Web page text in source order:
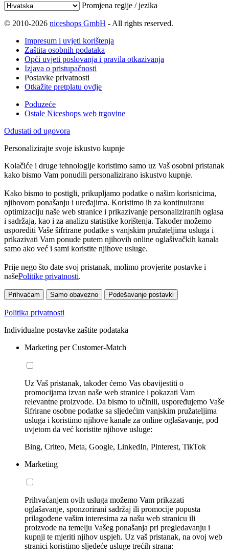
Promjena regije / jezika
© 2010-2026 niceshops GmbH - All rights reserved.
Impresum i uvjeti korištenja
Zaštita osobnih podataka
Opći uvjeti poslovanja i pravila otkazivanja
Izjava o pristupačnosti
Postavke privatnosti
Otkažite pretplatu ovdje
Poduzeće
Ostale Niceshops web trgovine
Odustati od ugovora
Personalizirajte svoje iskustvo kupnje
Kolačiće i druge tehnologije koristimo samo uz Vaš osobni pristanak
kako bismo Vam ponudili personalizirano iskustvo kupnje.
Kako bismo to postigli, prikupljamo podatke o našim korisnicima,
njihovom ponašanju i uređajima. Koristimo ih za kontinuiranu
optimizaciju naše web stranice i prikazivanje personaliziranih oglasa
i sadržaja, kao i za analizu statistike korištenja. Također možemo
usporediti Vaše šifrirane podatke s vanjskim pružateljima usluga i
prikazivati Vam ponude putem njihovih online oglašivačkih kanala
samo ako već i sami koristite njihove usluge.
Prije nego što date svoj pristanak, molimo provjerite postavke i
našePolitike privatnosti.
Prihvaćam Samo obavezno Podešavanje postavki
Politika privatnosti
Individualne postavke zaštite podataka
Marketing per Customer-Match
Uz Vaš pristanak, također ćemo Vas obavijestiti o
promocijama izvan naše web stranice i pokazati Vam
relevantne proizvode. Da bismo to učinili, uspoređujemo Vaše
šifrirane osobne podatke sa sljedećim vanjskim pružateljima
usluga i koristimo njihove kanale za online oglašavanje, pod
uvjetom da već koristite njihove usluge:
Bing, Criteo, Meta, Google, LinkedIn, Pinterest, TikTok
Marketing
Prihvaćanjem ovih usluga možemo Vam prikazati
oglašavanje, sponzorirani sadržaj ili promocije popusta
prilagođene vašim interesima za našu web stranicu ili
proizvode na temelju Vašeg ponašanja pri pregledavanju i
kupnji te mjeriti njihov uspjeh. Uz vaš pristanak, na ovoj web
stranici koristimo sljedeće usluge trećih strana: